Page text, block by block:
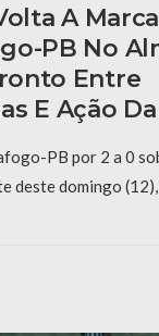
A
PB No
Entre
E Ação
PB por 2 a 0
deste domingo